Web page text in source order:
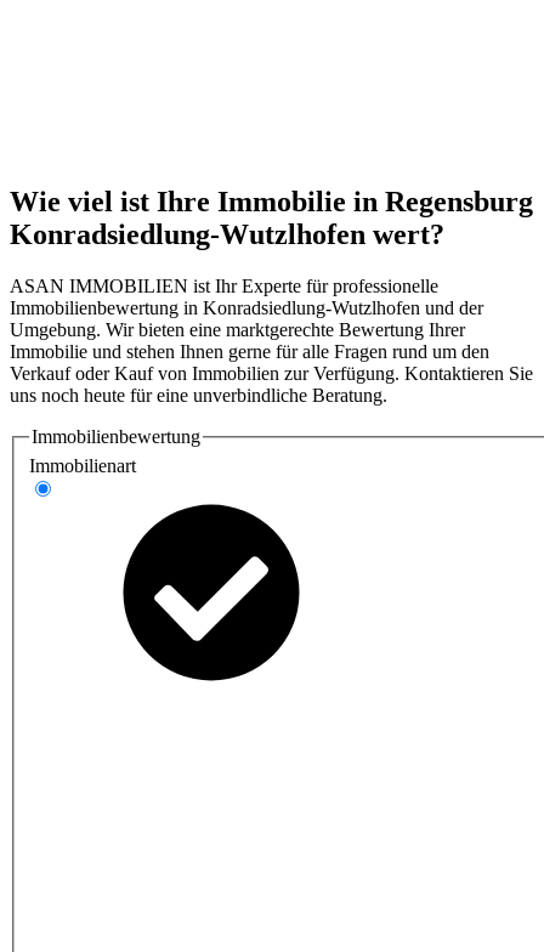
Wie viel ist Ihre Immobilie in Regensburg
Konradsiedlung-Wutzlhofen wert?
ASAN IMMOBILIEN ist Ihr Experte für professionelle
Immobilienbewertung in Konradsiedlung-Wutzlhofen und der
Umgebung. Wir bieten eine marktgerechte Bewertung Ihrer
Immobilie und stehen Ihnen gerne für alle Fragen rund um den
Verkauf oder Kauf von Immobilien zur Verfügung. Kontaktieren Sie
uns noch heute für eine unverbindliche Beratung.
Immobilienbewertung
Immobilienart